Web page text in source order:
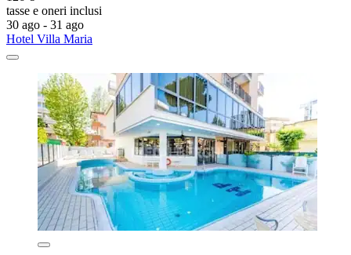
tasse e oneri inclusi
30 ago - 31 ago
Hotel Villa Maria